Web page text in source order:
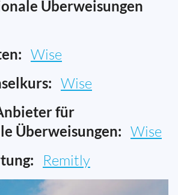
Überweisungen
Wise
Wise
für
Überweisungen: Wise
Remitly